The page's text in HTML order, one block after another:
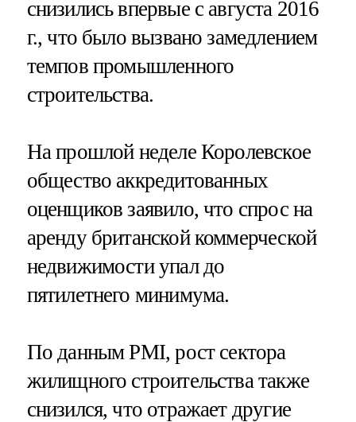
снизились впервые с августа 2016
г., что было вызвано замедлением
темпов промышленного
строительства.
На прошлой неделе Королевское
общество аккредитованных
оценщиков заявило, что спрос на
аренду британской коммерческой
недвижимости упал до
пятилетнего минимума.
По данным PMI, рост сектора
жилищного строительства также
снизился, что отражает другие